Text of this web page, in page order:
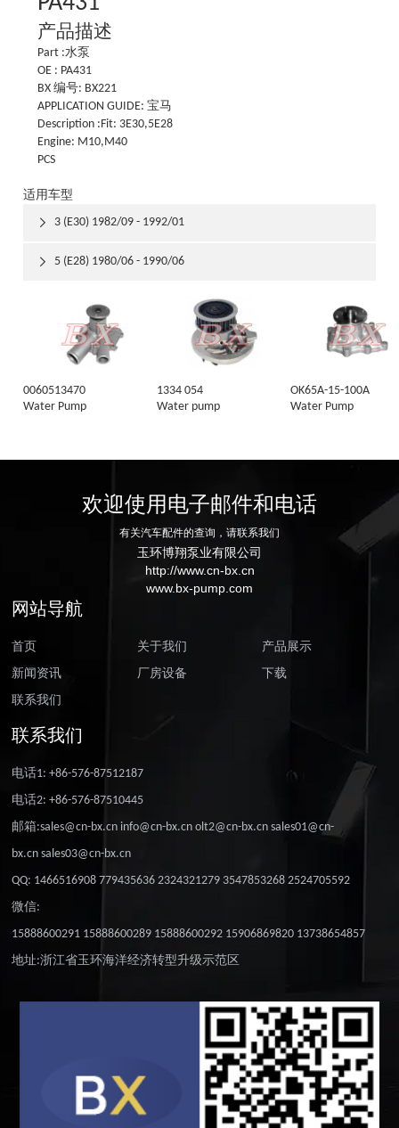
产品描述
Part :水泵
OE : PA431
BX 编号: BX221
APPLICATION GUIDE: 宝马
Description :Fit: 3E30,5E28
Engine: M10,M40
PCS
适用车型
3 (E30) 1982/09 - 1992/01

5 (E28) 1980/06 - 1990/06

0060513470
Water Pump
1334 054
Water pump
OK65A-15-100A
Water Pump
欢迎使用电子邮件和电话
有关汽车配件的查询，请联系我们
玉环博翔泵业有限公司
http://www.cn-bx.cn
www.bx-pump.com
网站导航
首页 关于我们
产品展示
新闻资讯
厂房设备
下载
联系我们
联系我们
电话1: +86-576-87512187
电话2: +86-576-87510445
邮箱:sales@cn-bx.cn info@cn-bx.cn olt2@cn-bx.cn sales01@cn-
bx.cn sales03@cn-bx.cn
QQ: 1466516908 779435636 2324321279 3547853268 2524705592
微信:
15888600291 15888600289 15888600292 15906869820 13738654857
地址:浙江省玉环海洋经济转型升级示范区